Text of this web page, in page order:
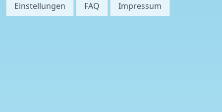
Einstellungen
FAQ Impressum